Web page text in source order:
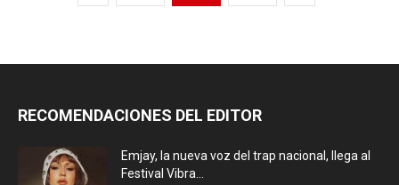
RECOMENDACIONES DEL EDITOR
Emjay, la nueva voz del trap nacional, llega al
Festival Vibra...